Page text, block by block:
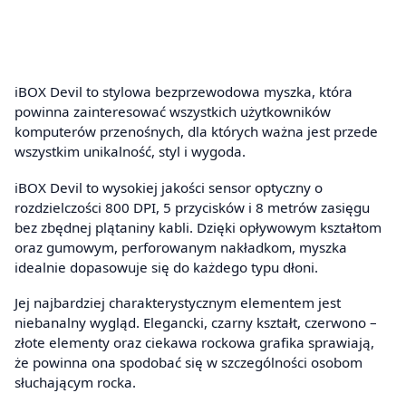
iBOX Devil to stylowa bezprzewodowa myszka, która
powinna zainteresować wszystkich użytkowników
komputerów przenośnych, dla których ważna jest przede
wszystkim unikalność, styl i wygoda.
iBOX Devil to wysokiej jakości sensor optyczny o
rozdzielczości 800 DPI, 5 przycisków i 8 metrów zasięgu
bez zbędnej plątaniny kabli. Dzięki opływowym kształtom
oraz gumowym, perforowanym nakładkom, myszka
idealnie dopasowuje się do każdego typu dłoni.
Jej najbardziej charakterystycznym elementem jest
niebanalny wygląd. Elegancki, czarny kształt, czerwono –
złote elementy oraz ciekawa rockowa grafika sprawiają,
że powinna ona spodobać się w szczególności osobom
słuchającym rocka.